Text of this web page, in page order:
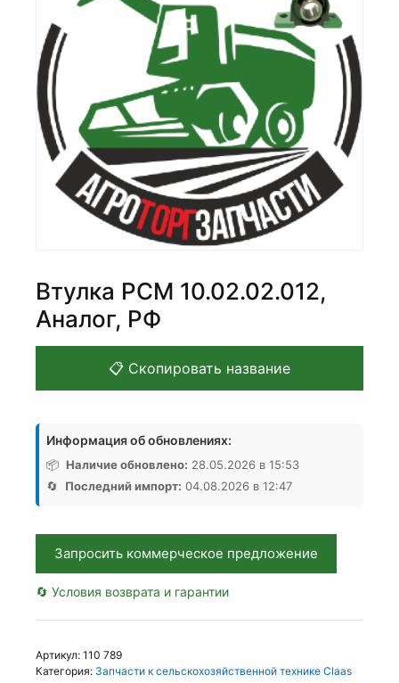
Втулка РСМ 10.02.02.012,
Аналог, РФ
📋 Скопировать название
Информация об обновлениях:
📦 Наличие обновлено: 28.05.2026 в 15:53
🔄
Последний импорт: 04.08.2026 в 12:47
Запросить коммерческое предложение
🔄 Условия возврата и гарантии
Артикул: 110 789
Категория: Запчасти к сельскохозяйственной технике Claas